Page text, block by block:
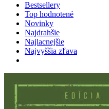
Bestsellery
Top hodnotené
Novinky
Najdrahšie
Najlacnejšie
Najvyššia zľava